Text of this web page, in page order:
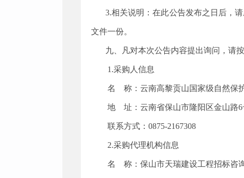
3.相关说明：在此公告发布之日后，
文件一份。
九、凡对本次公告内容提出询问，请
1.采购人信息
名 称：云南高黎贡山国家级自然保
地 址：云南省保山市隆阳区金山
联系方式：0875-2167308
2.采购代理机构信息
名 称：保山市天瑞建设工程招标咨